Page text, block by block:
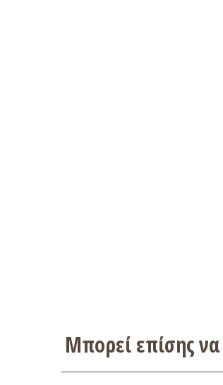
Μπορεί επίσης